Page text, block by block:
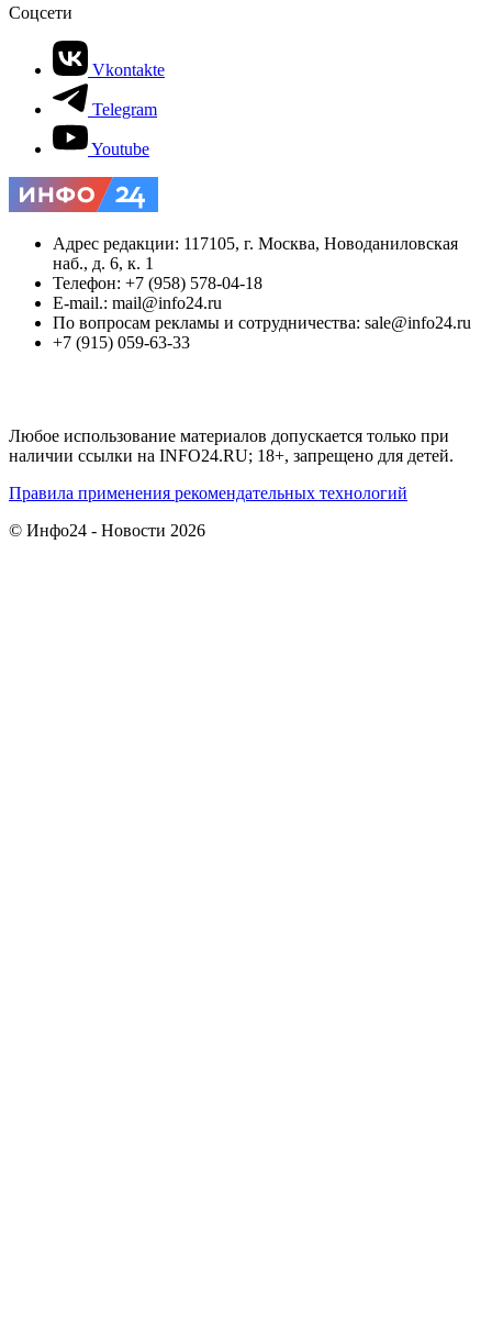
Соцсети
Vkontakte
Telegram
Youtube
Адрес редакции: 117105, г. Москва, Новоданиловская
наб., д. 6, к. 1
Телефон: +7 (958) 578-04-18
E-mail.: mail@info24.ru
По вопросам рекламы и сотрудничества: sale@info24.ru
+7 (915) 059-63-33
Любое использование материалов допускается только при
наличии ссылки на INFO24.RU; 18+, запрещено для детей.
Правила применения рекомендательных технологий
© Инфо24 - Новости 2026